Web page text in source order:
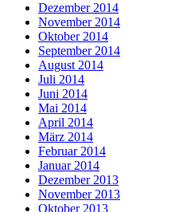
Dezember 2014
November 2014
Oktober 2014
September 2014
August 2014
Juli 2014
Juni 2014
Mai 2014
April 2014
März 2014
Februar 2014
Januar 2014
Dezember 2013
November 2013
Oktober 2013